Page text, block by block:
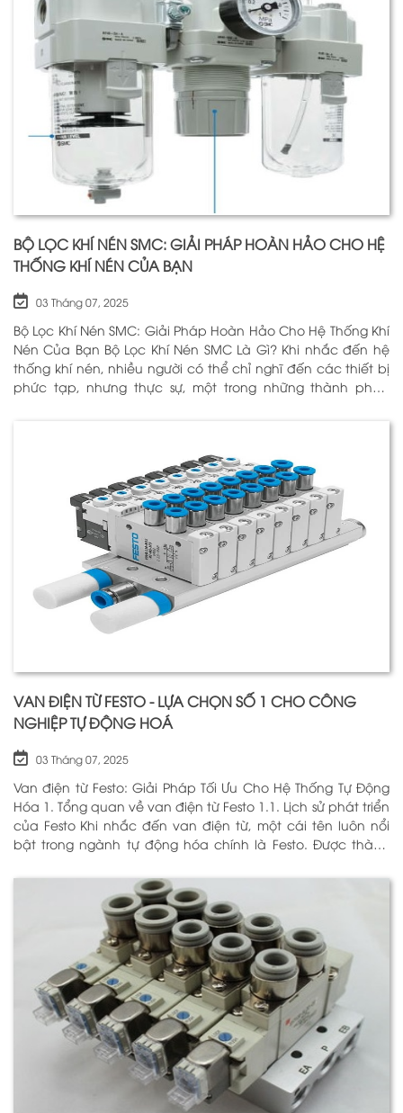
BỘ LỌC KHÍ NÉN SMC: GIẢI PHÁP HOÀN HẢO CHO HỆ
THỐNG KHÍ NÉN CỦA BẠN
03 Tháng 07, 2025
Bộ Lọc Khí Nén SMC: Giải Pháp Hoàn Hảo Cho Hệ Thống Khí
Nén Của Bạn Bộ Lọc Khí Nén SMC Là Gì? Khi nhắc đến hệ
thống khí nén, nhiều người có thể chỉ nghĩ đến các thiết bị
phức tạp, nhưng thực sự, một trong những thành phần
VAN ĐIỆN TỪ FESTO - LỰA CHỌN SỐ 1 CHO CÔNG
NGHIỆP TỰ ĐỘNG HOÁ
03 Tháng 07, 2025
Van điện từ Festo: Giải Pháp Tối Ưu Cho Hệ Thống Tự Động
Hóa 1. Tổng quan về van điện từ Festo 1.1. Lịch sử phát triển
của Festo Khi nhắc đến van điện từ, một cái tên luôn nổi
bật trong ngành tự động hóa chính là Festo. Được thành